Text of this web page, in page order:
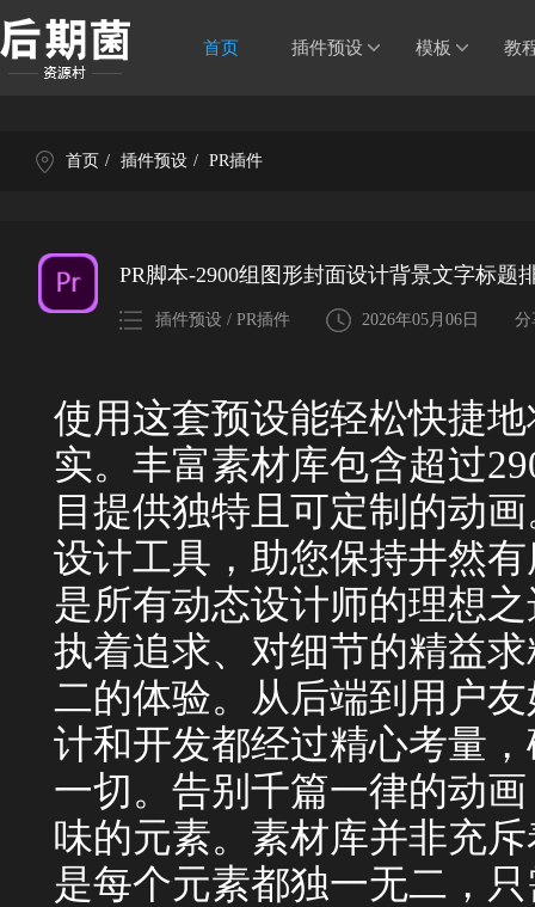
首页 插件预设 模板 教
首页 / 插件预设 / PR插件
PR脚本-2900组图形封面设计背景文字标题
插件预设 / PR插件 2026年05月06日 分
使用这套预设能轻松快捷
实。丰富素材库包含超过
目提供独特且可定制的动
设计工具，助您保持井然
是所有动态设计师的理想
执着追求、对细节的精益
二的体验。从后端到用户
计和开发都经过精心考量
一切。告别千篇一律的动
味的元素。素材库并非充
是每个元素都独一无二，